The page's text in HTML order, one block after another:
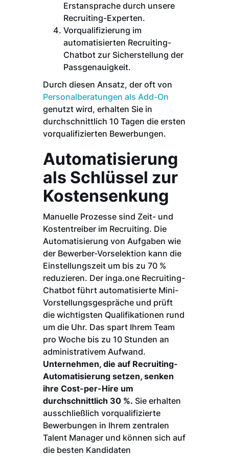
Erstansprache durch unsere
Recruiting-Experten.
Vorqualifizierung im
automatisierten Recruiting-
Chatbot zur Sicherstellung der
Passgenauigkeit.
Durch diesen Ansatz, der oft von
Personalberatungen als Add-On
genutzt wird, erhalten Sie in
durchschnittlich 10 Tagen die ersten
vorqualifizierten Bewerbungen.
Automatisierung
als Schlüssel zur
Kostensenkung
Manuelle Prozesse sind Zeit- und
Kostentreiber im Recruiting. Die
Automatisierung von Aufgaben wie
der Bewerber-Vorselektion kann die
Einstellungszeit um bis zu 70 %
reduzieren. Der inga.one Recruiting-
Chatbot führt automatisierte Mini-
Vorstellungsgespräche und prüft
die wichtigsten Qualifikationen rund
um die Uhr. Das spart Ihrem Team
pro Woche bis zu 10 Stunden an
administrativem Aufwand.
Unternehmen, die auf Recruiting-
Automatisierung setzen, senken
ihre Cost-per-Hire um
durchschnittlich 30 %. Sie erhalten
ausschließlich vorqualifizierte
Bewerbungen in Ihrem zentralen
Talent Manager und können sich auf
die besten Kandidaten